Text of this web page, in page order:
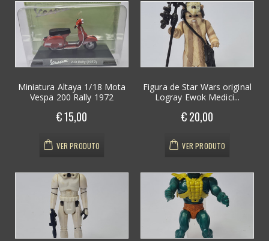
Miniatura Altaya 1/18 Mota
Vespa 200 Rally 1972
€ 15,00
VER PRODUTO
Figura de Star Wars original
Logray Ewok Medici...
€ 20,00
VER PRODUTO